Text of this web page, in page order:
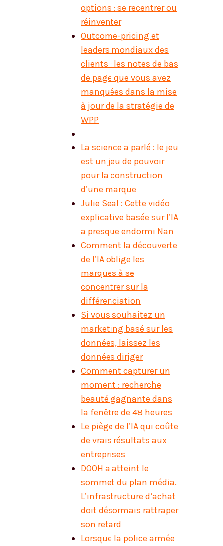
options : se recentrer ou
réinventer
Outcome-pricing et
leaders mondiaux des
clients : les notes de bas
de page que vous avez
manquées dans la mise
à jour de la stratégie de
WPP
La science a parlé : le jeu
est un jeu de pouvoir
pour la construction
d’une marque
Julie Seal : Cette vidéo
explicative basée sur l’IA
a presque endormi Nan
Comment la découverte
de l’IA oblige les
marques à se
concentrer sur la
différenciation
Si vous souhaitez un
marketing basé sur les
données, laissez les
données diriger
Comment capturer un
moment : recherche
beauté gagnante dans
la fenêtre de 48 heures
Le piège de l’IA qui coûte
de vrais résultats aux
entreprises
DOOH a atteint le
sommet du plan média.
L’infrastructure d’achat
doit désormais rattraper
son retard
Lorsque la police armée